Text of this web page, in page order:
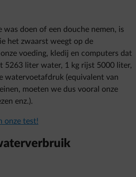
doen of een douche nemen, is
het zwaarst weegt op de
voeding, kledij en computers dat
5263 liter water, 1 kg rijst 5000 liter,
watervoetafdruk (equivalent van
moeten we dus vooral onze
enz.).
onze test!